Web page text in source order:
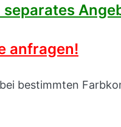
anfragen!
bestimmten